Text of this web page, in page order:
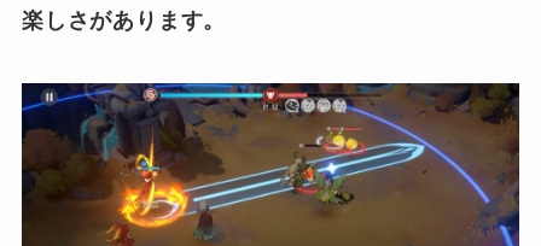
楽しさがあります。